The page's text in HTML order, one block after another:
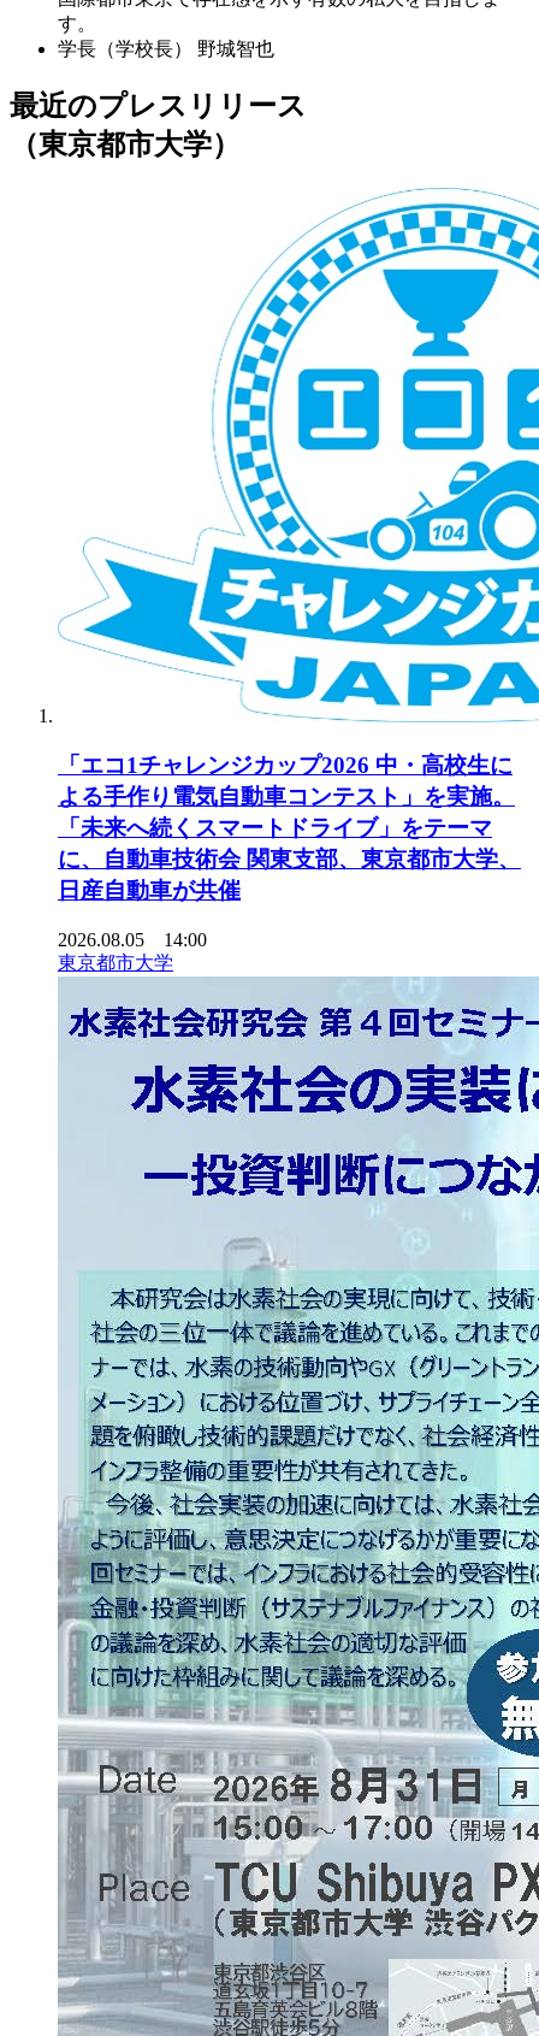
す。
学長（学校長）
野城智也
最近のプレスリリース
（東京都市大学）
「エコ1チャレンジカップ2026 中・高校生に
よる手作り電気自動車コンテスト」を実施。
「未来へ続くスマートドライブ」をテーマ
に、自動車技術会 関東支部、東京都市大学、
日産自動車が共催
2026.08.05 14:00
東京都市大学